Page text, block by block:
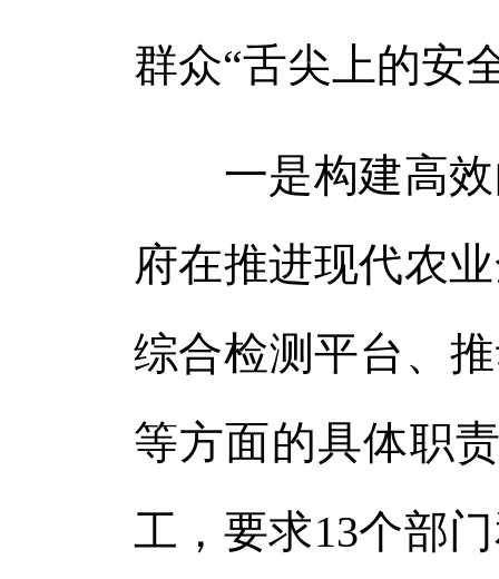
群众“舌尖上的安
一是构建高效
府在推进现代农
综合检测平台、
等方面的具体职
工，要求13个部